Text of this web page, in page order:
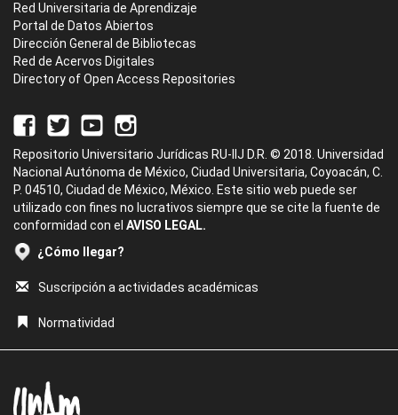
Red Universitaria de Aprendizaje
Portal de Datos Abiertos
Dirección General de Bibliotecas
Red de Acervos Digitales
Directory of Open Access Repositories
Repositorio Universitario Jurídicas RU-IIJ D.R. © 2018. Universidad
Nacional Autónoma de México, Ciudad Universitaria, Coyoacán, C.
P. 04510, Ciudad de México, México. Este sitio web puede ser
utilizado con fines no lucrativos siempre que se cite la fuente de
conformidad con el AVISO LEGAL.
¿Cómo llegar?
Suscripción a actividades académicas
Normatividad